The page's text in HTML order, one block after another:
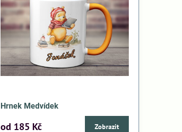
Hrnek Medvídek
od 185 Kč Zobrazit